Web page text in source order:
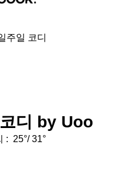
주일 코디
디 by Uoo
: 25°/ 31°